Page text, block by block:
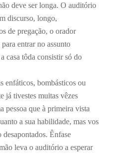
deve ser longa. O auditório
discurso, longo,
de pregação, o orador
entrar no assunto
casa tôda consistir só do
bombásticos ou
já tivestes muitas vêzes
pessoa que à primeira vista
a sua habilidade, mas vos
Ênfase
leva o auditório a esperar